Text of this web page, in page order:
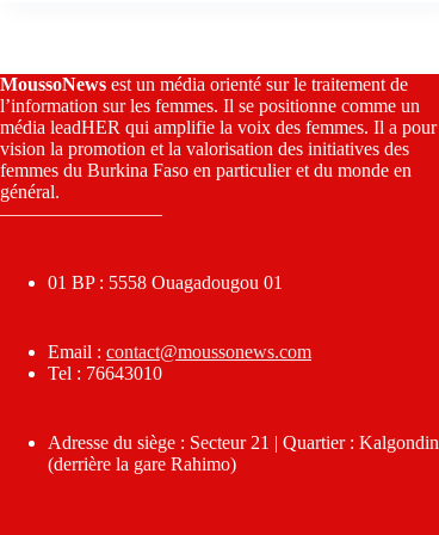
MoussoNews est un média orienté sur le traitement de
l’information sur les femmes. Il se positionne comme un
média leadHER qui amplifie la voix des femmes. Il a pour
vision la promotion et la valorisation des initiatives des
femmes du Burkina Faso en particulier et du monde en
général.
————————–
01 BP : 5558 Ouagadougou 01
Email : contact@moussonews.com
Tel : 76643010
Adresse du siège : Secteur 21 | Quartier : Kalgondin
(derrière la gare Rahimo)